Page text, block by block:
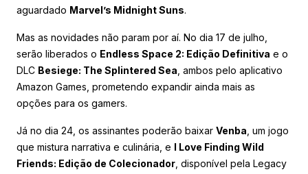
aguardado Marvel’s Midnight Suns.
Mas as novidades não param por aí. No dia 17 de julho,
serão liberados o Endless Space 2: Edição Definitiva e o
DLC Besiege: The Splintered Sea , ambos pelo aplicativo
Amazon Games, prometendo expandir ainda mais as
opções para os gamers.
Já no dia 24, os assinantes poderão baixar Venba , um jogo
que mistura narrativa e culinária, e I Love Finding Wild
Friends: Edição de Colecionador , disponível pela Legacy